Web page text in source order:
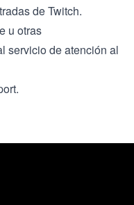
de Twitch.
u otras
servicio de atención al
.